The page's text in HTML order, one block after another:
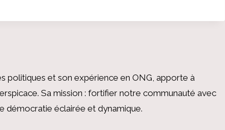
politiques et son expérience en ONG, apporte à
Sa mission : fortifier notre communauté avec
démocratie éclairée et dynamique.